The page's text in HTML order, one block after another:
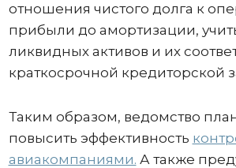
отношения чистого долга к
прибыли до амортизации,
ликвидных активов и их
краткосрочной кредиторской
Таким образом, ведомство
повысить эффективность
авиакомпаниями. А также